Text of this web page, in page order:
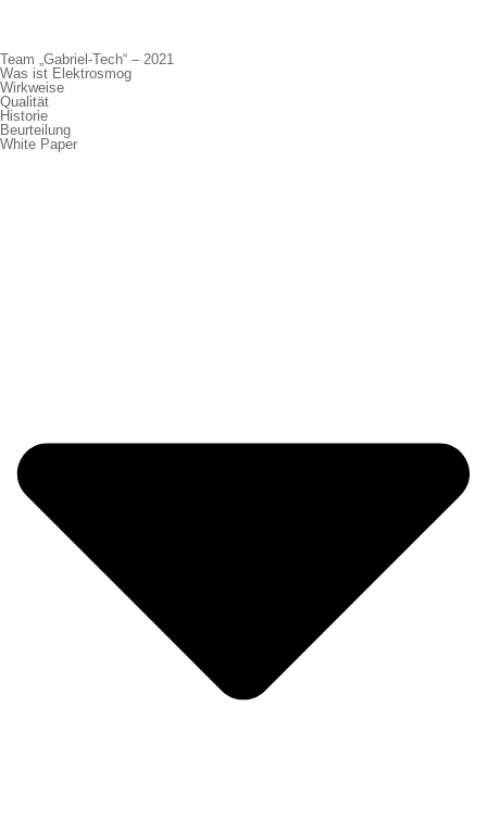
Team „Gabriel-Tech“ – 2021
Was ist Elektrosmog
Wirkweise
Qualität
Historie
Beurteilung
White Paper